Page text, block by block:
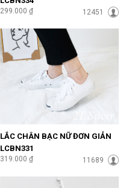
299.000 ₫ 12451
LẮC CHÂN BẠC NỮ ĐƠN GIẢN
LCBN331
319.000 ₫ 11689